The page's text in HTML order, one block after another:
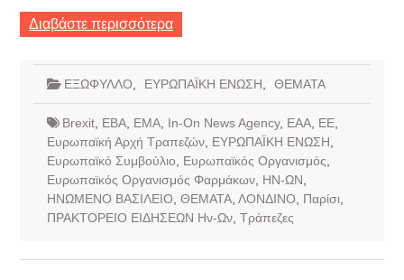
Διαβάστε περισσότερα
ΕΞΩΦΥΛΛΟ ΕΥΡΩΠΑΪΚΗ ΕΝΩΣΗ ΘΕΜΑΤΑ
Brexit, EBA, EMA, In-On News Agency, ΕΑΑ, ΕΕ,
Ευρωπαϊκή Αρχή Τραπεζών, ΕΥΡΩΠΑΪΚΗ ΕΝΩΣΗ
Ευρωπαϊκό Συμβούλιο
Ευρωπαϊκός Οργανισμός
Ευρωπαϊκός Οργανισμός Φαρμάκων, ΗΝ-ΩΝ
ΗΝΩΜΕΝΟ ΒΑΣΙΛΕΙΟ ΘΕΜΑΤΑ, ΛΟΝΔΙΝΟ Παρίσι,
ΠΡΑΚΤΟΡΕΙΟ ΕΙΔΗΣΕΩΝ Ην-Ων, Τράπεζες